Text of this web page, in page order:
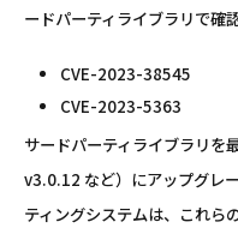
ードパーティライブラリで確
CVE-2023-38545
CVE-2023-5363
サードパーティライブラリ
v3.0.12 など）にアップグレ
ティングシステムは、これら